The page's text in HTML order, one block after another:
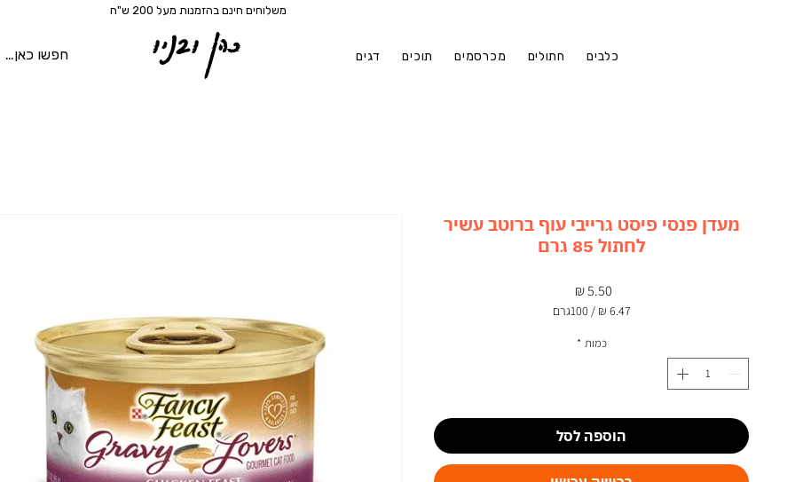
משלוחים חינם בהזמנות מעל 200 ש"ח
כהן ובניו דגים תוכים מכרסמים חתולים כלבים
מעדן פנסי פיסט גרייבי עוף ברוטב עשיר
לחתול 85 גרם
/ 100גרם
לכלכמות *
הוספה לסל